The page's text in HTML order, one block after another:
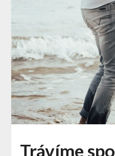
Trávíme